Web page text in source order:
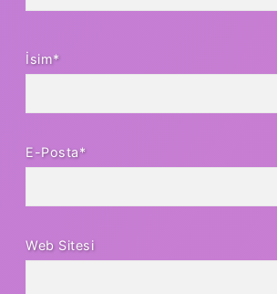
İsim*
E-Posta*
Web Sitesi